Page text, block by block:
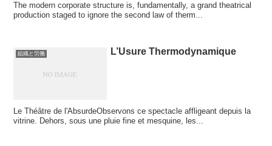
The modern corporate structure is, fundamentally, a grand theatrical
production staged to ignore the second law of therm...
組織と労働 L’Usure Thermodynamique
Le Théâtre de l'AbsurdeObservons ce spectacle affligeant depuis la
vitrine. Dehors, sous une pluie fine et mesquine, les...